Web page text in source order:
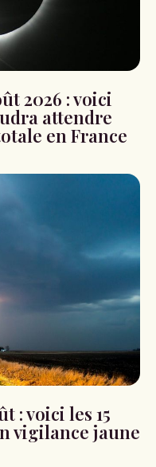
2026 : voici
attendre
en France
: voici les 15
vigilance jaune